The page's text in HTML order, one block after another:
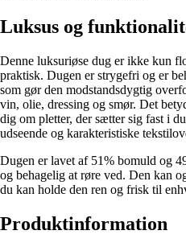
Luksus og
Denne luksuriøse dug er ikke kun
praktisk. Dugen er strygefri og er
som gør den modstandsdygtig
vin, olie, dressing og smør. Det
dig om pletter, der sætter sig fast i
udseende og karakteristiske
Dugen er lavet af 51% bomuld og
og behagelig at røre ved. Den kan
du kan holde den ren og frisk til
Produktinformation